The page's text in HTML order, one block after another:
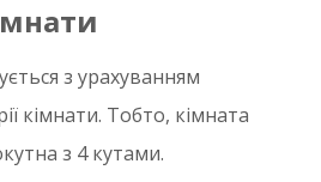
з урахуванням
кімнати. Тобто, кімната
з 4 кутами.